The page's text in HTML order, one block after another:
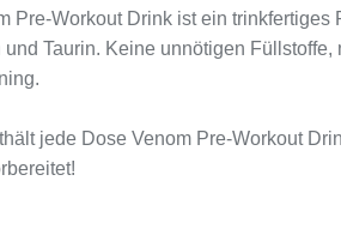
Workout Drink ist ein
Taurin. Keine unnötigen
jede Dose Venom Pre-Workout